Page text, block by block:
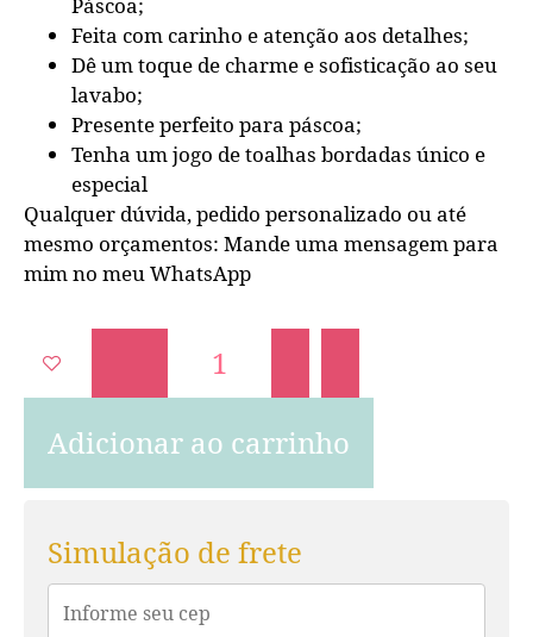
Feita com carinho e atenção aos detalhes;
Dê um toque de charme e sofisticação ao seu
lavabo;
Presente perfeito para páscoa;
Tenha um jogo de toalhas bordadas único e
especial
Qualquer dúvida, pedido personalizado ou até
mesmo orçamentos: Mande uma mensagem para
mim no meu WhatsApp
Adicionar ao carrinho
Simulação de frete